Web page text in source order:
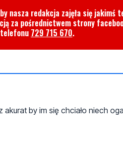
nasza redakcja zajęła się jakimś
za pośrednictwem strony
729 715 670.
by im się chciało niech